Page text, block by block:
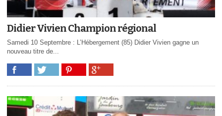
Didier Vivien Champion régional
Samedi 10 Septembre : L’Hébergement (85) Didier Vivien gagne un
nouveau titre de...